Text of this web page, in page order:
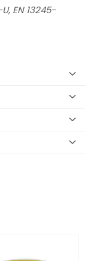
EN 13245-